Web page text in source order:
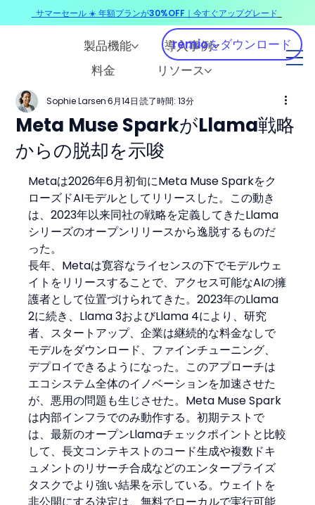
製品機能
導入事例
料金
リソース
remioをダウンロード
Meta Muse SparkがLlama戦略
からの脱却を示唆
Sophie Larsen 6月14日 読了時間: 13分
Metaは2026年6月初旬にMeta Muse Sparkをク
ローズドAIモデルとしてリリースした。この動き
は、2023年以来同社の戦略を定義してきたLlama
シリーズのオープンリリースから逸脱するものだ
った。
長年、Metaは寛容なライセンスの下でモデルウェ
イトをリリースすることで、アクセス可能なAIの擁
護者として位置づけられてきた。2023年のLlama
2に続き、Llama 3およびLlama 4により、研究
者、スタートアップ、企業は継続的な料金なしで
モデルをダウンロード、ファインチューニング、
デプロイできるようになった。このアプローチは
エコシステム全体のイノベーションを加速させた
が、悪用の問題も生じさせた。Meta Muse Spark
は内部インフラでのみ動作する。初期テストで
は、最新のオープンLlamaチェックポイントと比較
して、長文コンテキストのコード生成や複数ドキ
ュメントのリサーチ合成などのエンタープライズ
タスクでより強い結果を示している。ウェイトを
非公開にする決定は、無料でローカルで実行可能
サマーセール ☀️ 年額プランが30%OFF｜今すぐアップグレード